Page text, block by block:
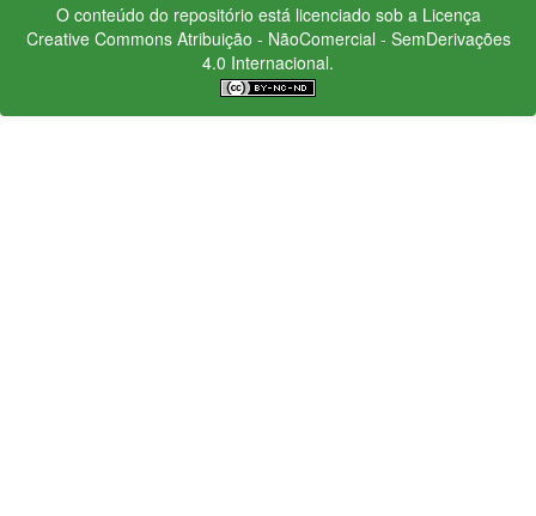
O conteúdo do repositório está licenciado sob a Licença
Creative CommonsAtribuição - NãoComercial - SemDerivações
4.0 Internacional.